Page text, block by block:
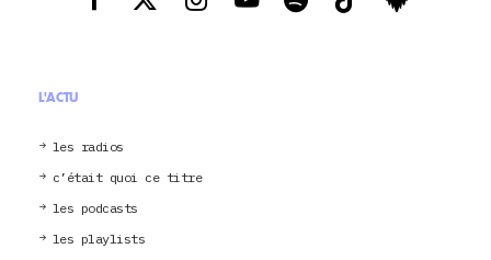
L'ACTU
les radios
c’était quoi ce titre
les podcasts
les playlists